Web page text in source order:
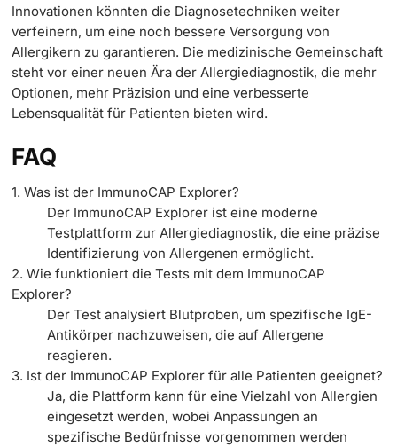
Innovationen könnten die Diagnosetechniken weiter
verfeinern, um eine noch bessere Versorgung von
Allergikern zu garantieren. Die medizinische Gemeinschaft
steht vor einer neuen Ära der Allergiediagnostik, die mehr
Optionen, mehr Präzision und eine verbesserte
Lebensqualität für Patienten bieten wird.
FAQ
1. Was ist der ImmunoCAP Explorer?
Der ImmunoCAP Explorer ist eine moderne
Testplattform zur Allergiediagnostik, die eine präzise
Identifizierung von Allergenen ermöglicht.
2. Wie funktioniert die Tests mit dem ImmunoCAP
Explorer?
Der Test analysiert Blutproben, um spezifische IgE-
Antikörper nachzuweisen, die auf Allergene
reagieren.
3. Ist der ImmunoCAP Explorer für alle Patienten geeignet?
Ja, die Plattform kann für eine Vielzahl von Allergien
eingesetzt werden, wobei Anpassungen an
spezifische Bedürfnisse vorgenommen werden